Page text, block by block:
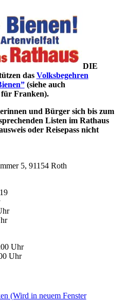
DIE
das Volksbegehren
(siehe auch
Franken).
und Bürger sich bis zum
Listen im Rathaus
oder Reisepass nicht
5, 91154 Roth
Uhr
Uhr
(Wird in neuem Fenster